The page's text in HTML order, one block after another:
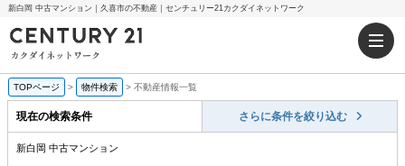
新白岡 中古マンション｜久喜市の不動産｜センチュリー21カクダイネットワーク
TOPページ > 物件検索 > 不動産情報一覧
現在の検索条件 さらに条件を絞り込む
新白岡 中古マンション